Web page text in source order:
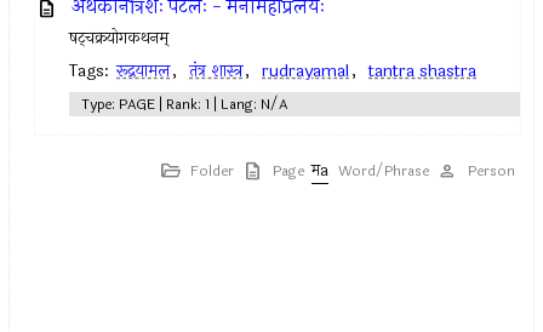
अथैकोनत्रिंशः पटलः - मनोमहाप्रलयः
षट्‍चक्रयोगकथनम्
Tags: रूद्रयामल, तंत्र शास्त्र, rudrayamal, tantra shastra
Type: PAGE | Rank: 1 | Lang: N/A
Folder Page Word/Phrase Person